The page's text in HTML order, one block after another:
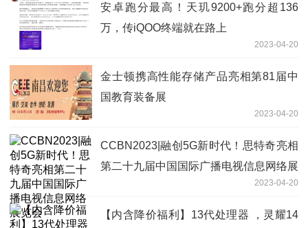
安卓跑分最高！天玑9200+跑分超136
万，传iQOO终端就在路上
2023-04-20
金士顿携高性能存储产品亮相第81届中
国教育装备展
2023-04-20
CCBN2023|融创5G新时代！思特奇亮相
第二十九届中国国际广播电视信息网络展
2023-04-20
【内含降价福利】13代处理器 ，灵耀14